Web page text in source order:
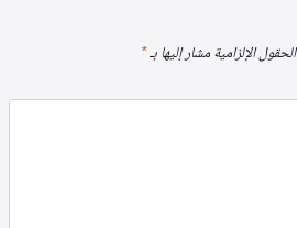
الحقول الإلزامية مشار إليها بـ*